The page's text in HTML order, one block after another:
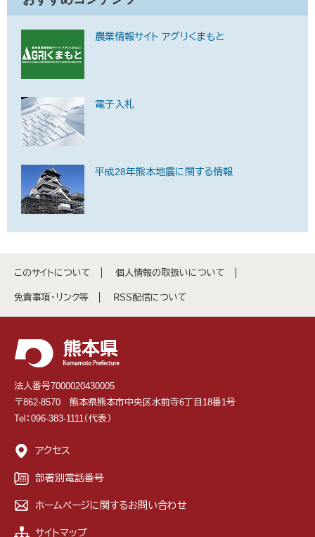
農業情報サイト アグリくまもと
電子入札
平成28年熊本地震に関する情報
このサイトについて 個人情報の取扱いについて
免責事項・リンク等 RSS配信について
法人番号7000020430005
〒862-8570 熊本県熊本市中央区水前寺6丁目18番1号
Tel：096-383-1111（代表）
アクセス
部署別電話番号
ホームページに関するお問い合わせ
サイトマップ